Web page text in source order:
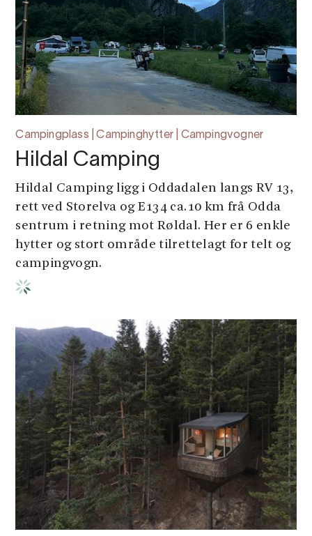
Campingplass | Campinghytter | Campingvogner
Hildal Camping
Hildal Camping ligg i Oddadalen langs RV 13,
rett ved Storelva og E134 ca.10 km frå Odda
sentrum i retning mot Røldal. Her er 6 enkle
hytter og stort område tilrettelagt for telt og
campingvogn.